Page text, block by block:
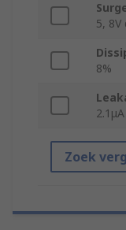
5, 8V
8%
2.1μA
Zoek